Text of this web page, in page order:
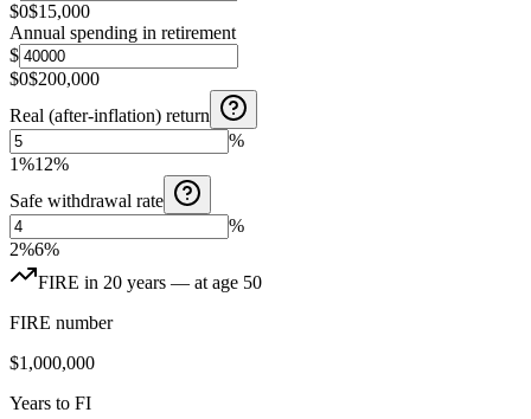
$0$15,000
Annual spending in retirement
$
$0$200,000
Real (after-inflation) return
%
1%12%
Safe withdrawal rate
%
2%6%
FIRE in 20 years — at age 50
FIRE number
$1,000,000
Years to FI